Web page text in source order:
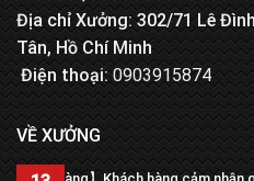
Địa chỉ Xưởng: 302/71 Lê
Tân, Hồ Chí Minh
Điện thoại:0903915874
VỀ XƯỞNG